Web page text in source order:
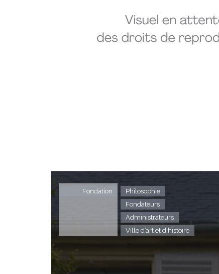
Fondation
Philosophie
Fondateurs
Administrateurs
Ville d’art et d’histoire